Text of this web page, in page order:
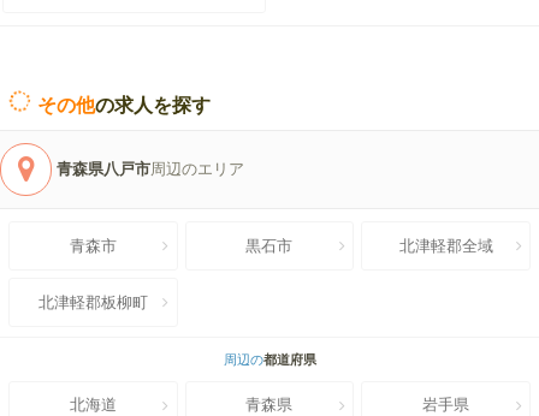
その他の求人を探す
青森県八戸市周辺のエリア
青森市 黒石市 北津軽郡全域
北津軽郡板柳町
周辺の都道府県
北海道 青森県 岩手県